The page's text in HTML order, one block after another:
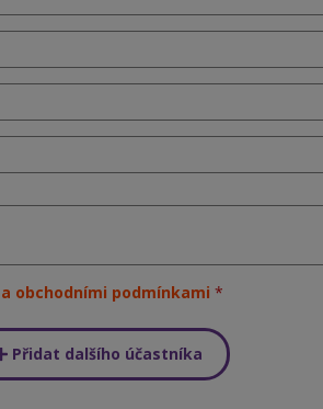
obchodními podmínkami
Přidat dalšího účastníka